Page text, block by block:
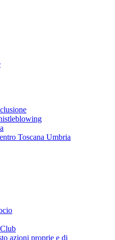
Toscana Umbria
azioni proprie e di